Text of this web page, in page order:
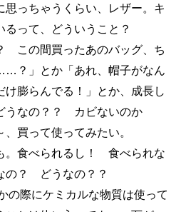
思っちゃうくらい、レザー。キ
って、どういうこと？
この間買ったあのバッグ、ち
？」とか「あれ、帽子がなん
膨らんでる！」とか、成長し
うなの？？ カビないのか
買って使ってみたい。
。食べられるし！ 食べられな
？ どうなの？？
の際にケミカルな物質は使って